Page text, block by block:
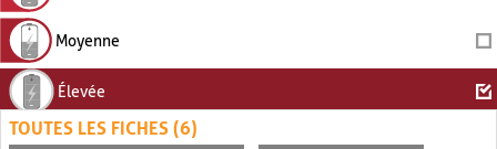
Moyenne
Élevée
TOUTES LES FICHES (6)